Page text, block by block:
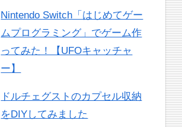
Nintendo Switch「はじめてゲー
ムプログラミング」でゲーム作
ってみた！【UFOキャッチャ
ー】
ドルチェグストのカプセル収納
をDIYしてみました